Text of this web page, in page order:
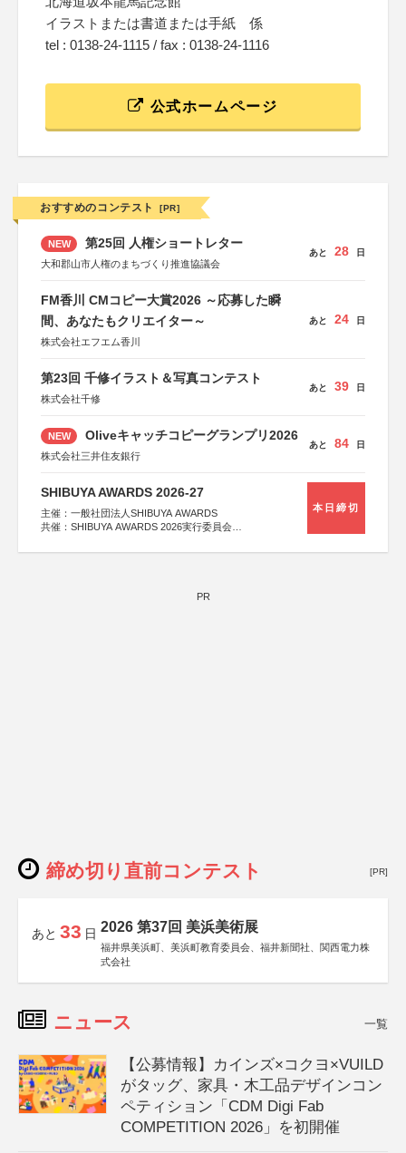
イラストまたは書道または手紙 係
tel : 0138-24-1115 / fax : 0138-24-1116
公式ホームページ
おすすめのコンテスト [PR]
NEW 第25回 人権ショートレター
大和郡山市人権のまちづくり推進協議会
あと 28 日
FM香川 CMコピー大賞2026 ～応募した瞬
間、あなたもクリエイター～
株式会社エフエム香川
あと 24 日
第23回 千修イラスト＆写真コンテスト
株式会社千修
あと 39 日
NEW Oliveキャッチコピーグランプリ2026
株式会社三井住友銀行
あと 84 日
SHIBUYA AWARDS 2026-27
主催：一般社団法人SHIBUYA AWARDS
共催：SHIBUYA AWARDS 2026実行委員会
本日締切
PR
締め切り直前コンテスト [PR]
あと 33 日 2026 第37回 美浜美術展
福井県美浜町、美浜町教育委員会、福井新聞社、関西電力株
式会社
ニュース 一覧
【公募情報】カインズ×コクヨ×VUILD
がタッグ、家具・木工品デザインコン
ペティション「CDM Digi Fab
COMPETITION 2026」を初開催